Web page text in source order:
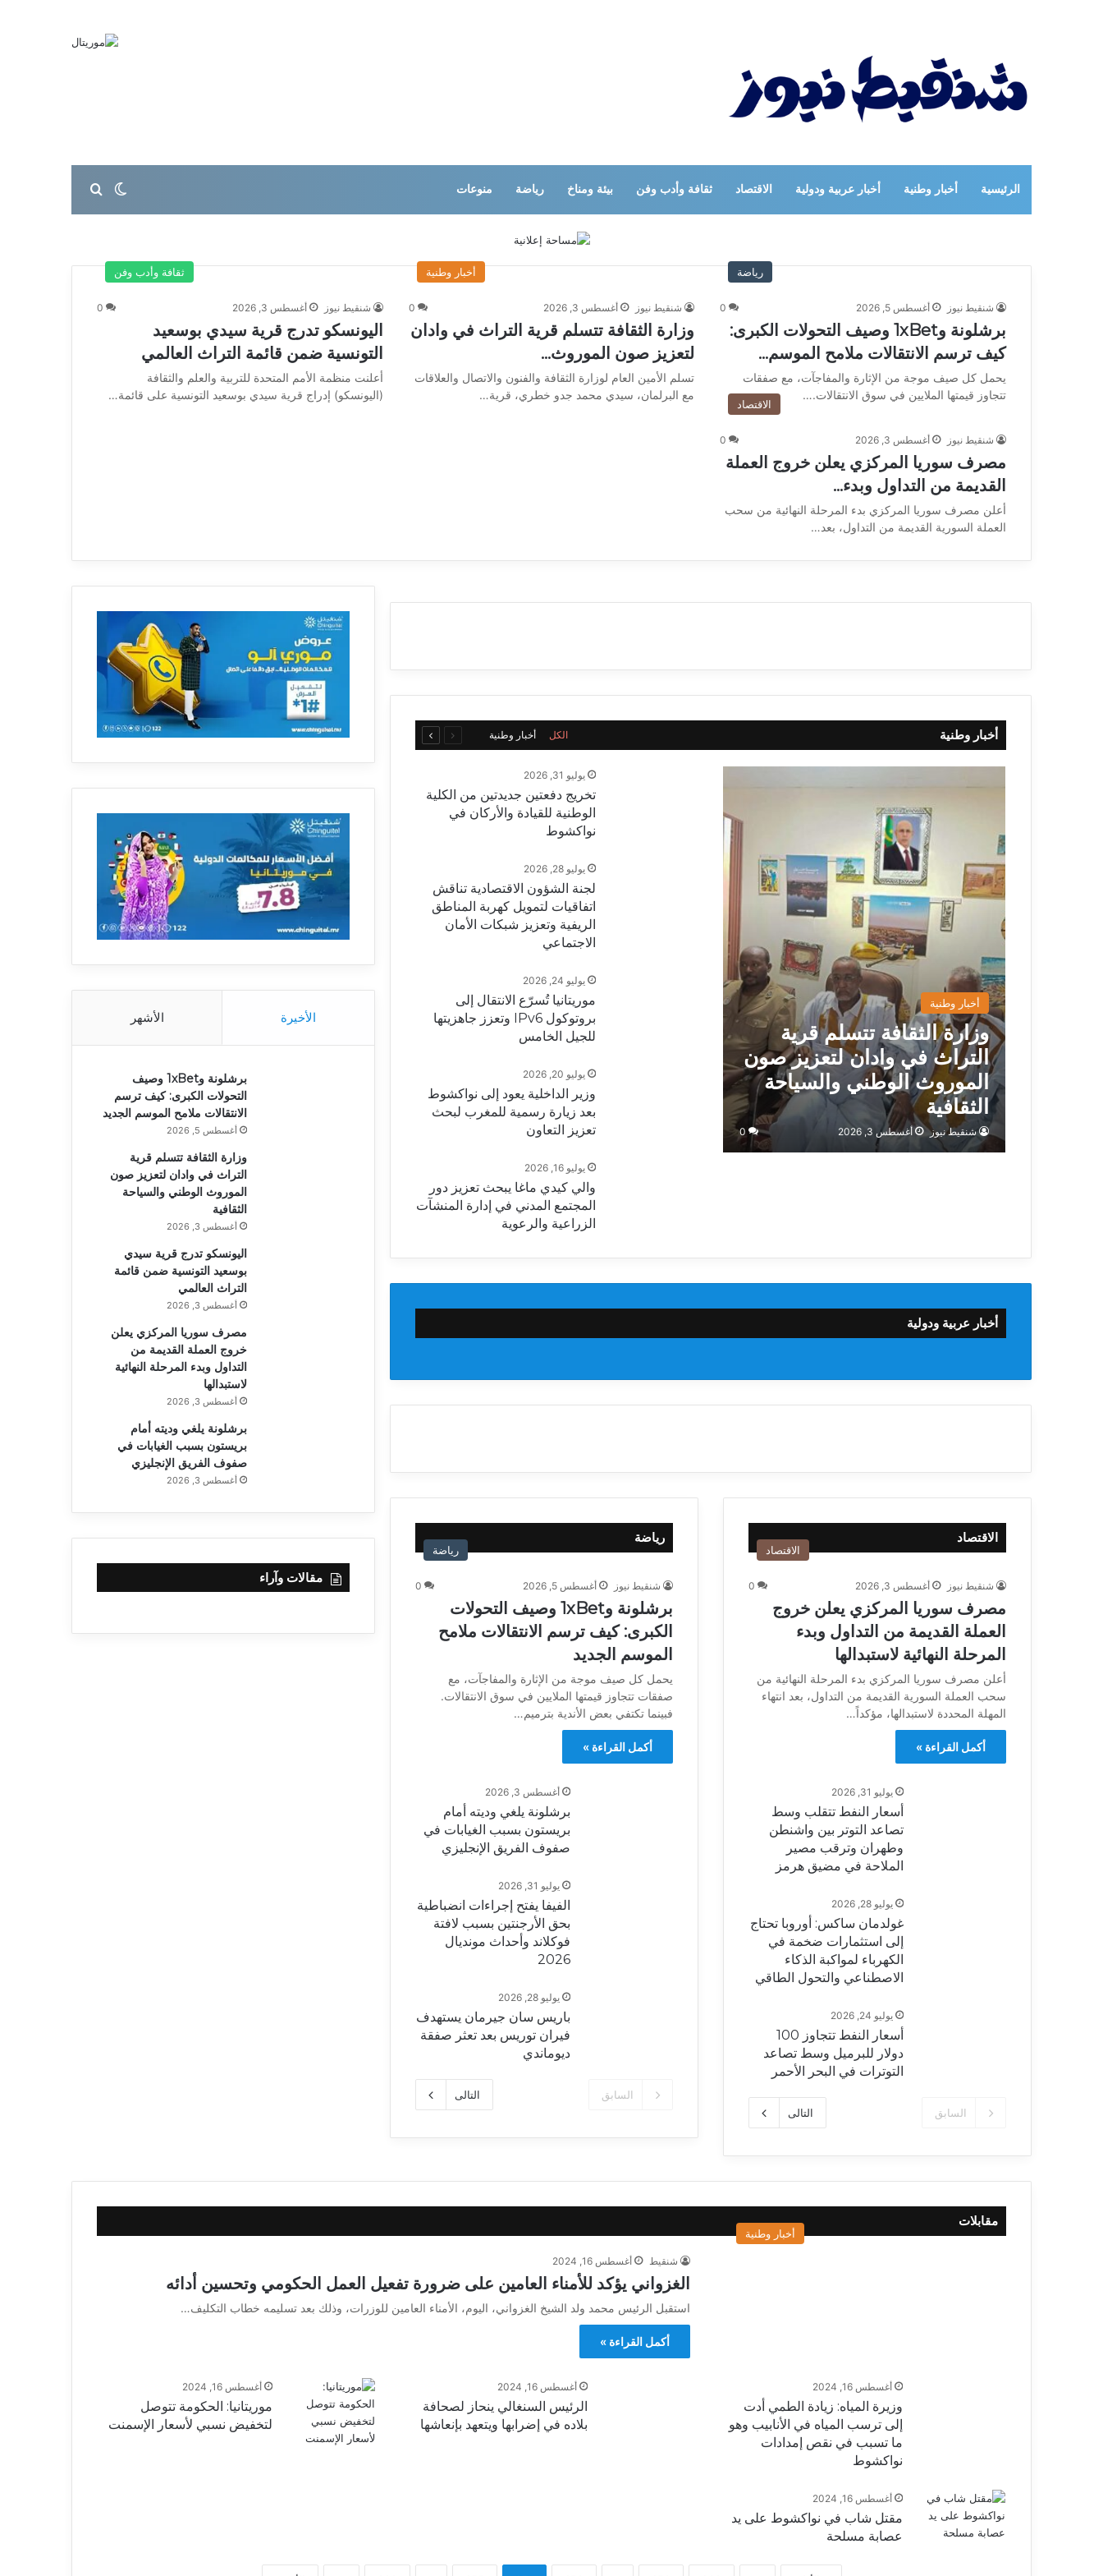
الرئيسية أخبار وطنية أخبار عربية ودولية الاقتصاد ثقافة وأدب وفن بيئة ومناخ رياضة منوعات الوضع المظلم
بحث عن
رياضة
شنقيط نيوز أغسطس 5, 2026 0
برشلونة و1xBet وصيف التحولات الكبرى:
كيف ترسم الانتقالات ملامح الموسم…
يحمل كل صيف موجة من الإثارة والمفاجآت، مع صفقات
تتجاوز قيمتها الملايين في سوق الانتقالات.…
أخبار وطنية
شنقيط نيوز أغسطس 3, 2026 0
وزارة الثقافة تتسلم قرية التراث في وادان
لتعزيز صون الموروث…
تسلم الأمين العام لوزارة الثقافة والفنون والاتصال والعلاقات
مع البرلمان، سيدي محمد جدو خطري، قرية…
ثقافة وأدب وفن
شنقيط نيوز أغسطس 3, 2026 0
اليونسكو تدرج قرية سيدي بوسعيد
التونسية ضمن قائمة التراث العالمي
أعلنت منظمة الأمم المتحدة للتربية والعلم والثقافة
(اليونسكو) إدراج قرية سيدي بوسعيد التونسية على قائمة…
الاقتصاد
شنقيط نيوز أغسطس 3, 2026 0
مصرف سوريا المركزي يعلن خروج العملة
القديمة من التداول وبدء…
أعلن مصرف سوريا المركزي بدء المرحلة النهائية من سحب
العملة السورية القديمة من التداول، بعد…
أخبار وطنية الكل أخبار وطنية الصفحة
السابقة
الصفحة
التالية
أخبار وطنية
وزارة الثقافة تتسلم قرية
التراث في وادان لتعزيز صون
الموروث الوطني والسياحة
الثقافية
شنقيط نيوز أغسطس 3, 2026 0
يوليو 31, 2026
تخريج دفعتين جديدتين من الكلية
الوطنية للقيادة والأركان في
نواكشوط
يوليو 28, 2026
لجنة الشؤون الاقتصادية تناقش
اتفاقيات لتمويل كهربة المناطق
الريفية وتعزيز شبكات الأمان
الاجتماعي
يوليو 24, 2026
موريتانيا تُسرّع الانتقال إلى
بروتوكول IPv6 وتعزز جاهزيتها
للجيل الخامس
يوليو 20, 2026
وزير الداخلية يعود إلى نواكشوط
بعد زيارة رسمية للمغرب لبحث
تعزيز التعاون
يوليو 16, 2026
والي كيدي ماغا يبحث تعزيز دور
المجتمع المدني في إدارة المنشآت
الزراعية والرعوية
أخبار عربية ودولية
الاقتصاد
الاقتصاد
شنقيط نيوز أغسطس 3, 2026 0
مصرف سوريا المركزي يعلن خروج
العملة القديمة من التداول وبدء
المرحلة النهائية لاستبدالها
أعلن مصرف سوريا المركزي بدء المرحلة النهائية من
سحب العملة السورية القديمة من التداول، بعد انتهاء
المهلة المحددة لاستبدالها، مؤكداً…
أكمل القراءة »
يوليو 31, 2026
أسعار النفط تتقلب وسط
تصاعد التوتر بين واشنطن
وطهران وترقب مصير
الملاحة في مضيق هرمز
يوليو 28, 2026
غولدمان ساكس: أوروبا تحتاج
إلى استثمارات ضخمة في
الكهرباء لمواكبة الذكاء
الاصطناعي والتحول الطاقي
يوليو 24, 2026
أسعار النفط تتجاوز 100
دولار للبرميل وسط تصاعد
التوترات في البحر الأحمر
السابق التالى
رياضة
رياضة
شنقيط نيوز أغسطس 5, 2026 0
برشلونة و1xBet وصيف التحولات
الكبرى: كيف ترسم الانتقالات ملامح
الموسم الجديد
يحمل كل صيف موجة من الإثارة والمفاجآت، مع
صفقات تتجاوز قيمتها الملايين في سوق الانتقالات.
فبينما تكتفي بعض الأندية بترميم…
أكمل القراءة »
أغسطس 3, 2026
برشلونة يلغي وديته أمام
بريستون بسبب الغيابات في
صفوف الفريق الإنجليزي
يوليو 31, 2026
الفيفا يفتح إجراءات انضباطية
بحق الأرجنتين بسبب لافتة
فوكلاند وأحداث مونديال
2026
يوليو 28, 2026
باريس سان جيرمان يستهدف
فيران توريس بعد تعثر صفقة
ديوماندي
السابق التالى
الأخيرة الأشهر
برشلونة و1xBet وصيف
التحولات الكبرى: كيف ترسم
الانتقالات ملامح الموسم الجديد
أغسطس 5, 2026
وزارة الثقافة تتسلم قرية
التراث في وادان لتعزيز صون
الموروث الوطني والسياحة
الثقافية
أغسطس 3, 2026
اليونسكو تدرج قرية سيدي
بوسعيد التونسية ضمن قائمة
التراث العالمي
أغسطس 3, 2026
مصرف سوريا المركزي يعلن
خروج العملة القديمة من
التداول وبدء المرحلة النهائية
لاستبدالها
أغسطس 3, 2026
برشلونة يلغي وديته أمام
بريستون بسبب الغيابات في
صفوف الفريق الإنجليزي
أغسطس 3, 2026
مقالات وآراء
مقابلات
أخبار وطنية
شنقيط أغسطس 16, 2024
الغزواني يؤكد للأمناء العامين على ضرورة تفعيل العمل الحكومي وتحسين أدائه
استقبل الرئيس محمد ولد الشيخ الغزواني، اليوم، الأمناء العامين للوزرات، وذلك بعد تسليمه خطاب التكليف…
أكمل القراءة »
أغسطس 16, 2024
وزيرة المياه: زيادة الطمي أدت
إلى ترسب المياه في الأنابيب وهو
ما تسبب في نقص إمدادات
نواكشوط
أغسطس 16, 2024
الرئيس السنغالي ينحاز لصحافة
بلاده في إضرابها ويتعهد بإنعاشها
أغسطس 16, 2024
موريتانيا: الحكومة تتوصل
لتخفيض نسبي لأسعار الإسمنت
أغسطس 16, 2024
مقتل شاب في نواكشوط على يد
عصابة مسلحة